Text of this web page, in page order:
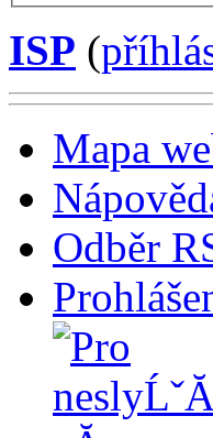
ISP (
Mapa
Odběr